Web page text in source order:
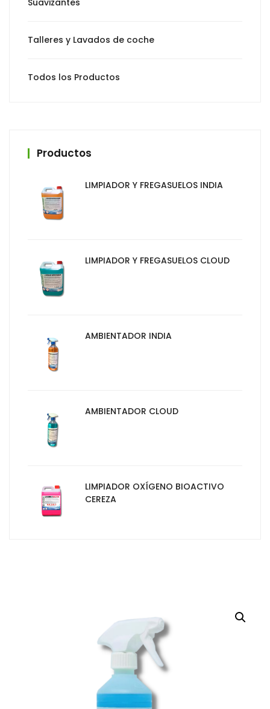
Talleres y Lavados de coche
Todos los Productos
Productos
LIMPIADOR Y FREGASUELOS INDIA
LIMPIADOR Y FREGASUELOS CLOUD
AMBIENTADOR INDIA
AMBIENTADOR CLOUD
LIMPIADOR OXÍGENO BIOACTIVO
CEREZA